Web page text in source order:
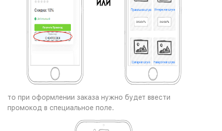
то при оформлении заказа нужно будет ввести
промокод в специальное поле.